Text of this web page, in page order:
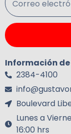
Correo
Información
2384-4100
Boulevard
Lunes a
16:00 hrs